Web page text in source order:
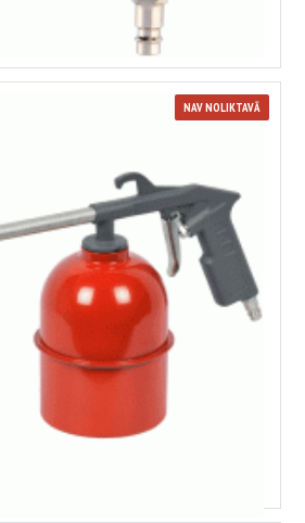
NAV NOLIKTAVĀ
Mazgāšanas pistole